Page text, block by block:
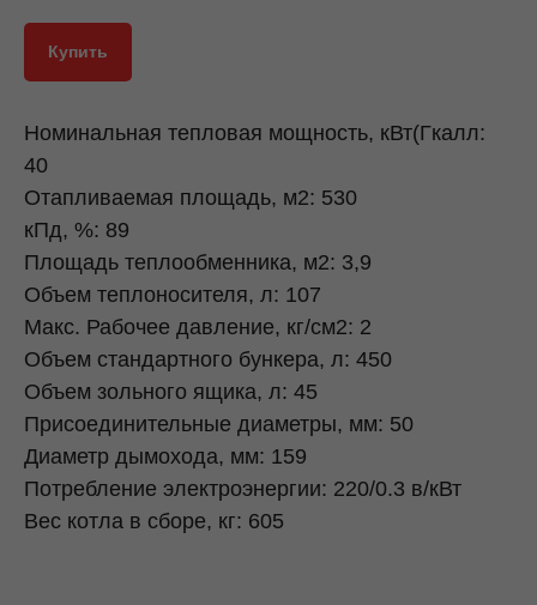
Купить
Номинальная тепловая мощность, кВт(Гкалл:
40
Отапливаемая площадь, м2: 530
кПд, %: 89
Площадь теплообменника, м2: 3,9
Объем теплоносителя, л: 107
Макс. Рабочее давление, кг/см2: 2
Объем стандартного бункера, л: 450
Объем зольного ящика, л: 45
Присоединительные диаметры, мм: 50
Диаметр дымохода, мм: 159
Потребление электроэнергии: 220/0.3 в/кВт
Вес котла в сборе, кг: 605